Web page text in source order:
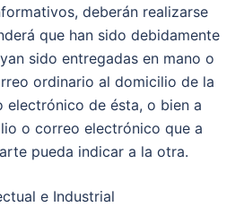
deberán realizarse
que han sido debidamente
sido entregadas en mano o
ordinario al domicilio de la
de ésta, o bien a
o correo electrónico que a
pueda indicar a la otra.
e Industrial